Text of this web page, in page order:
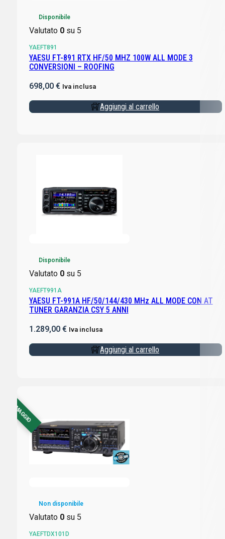
Disponibile
Valutato 0su 5
YAEFT891
YAESU FT-891 RTX HF/50 MHZ 100W ALL MODE 3
CONVERSIONI – ROOFING
698,00 € Iva inclusa
Aggiungi al carrello
Disponibile
Valutato 0su 5
YAEFT991A
YAESU FT-991A HF/50/144/430 MHz ALL MODE CON AT
TUNER GARANZIA CSY 5 ANNI
1.289,00 € Iva inclusa
Aggiungi al carrello
CON OMAGGIO
Non disponibile
Valutato 0su 5
YAEFTDX101D